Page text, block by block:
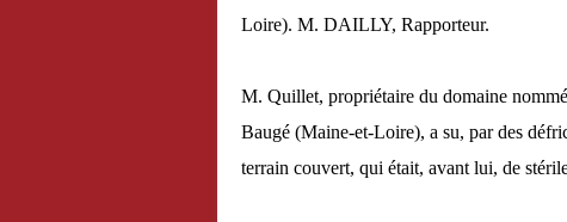
Loire). M. DAILLY, Rapporteur.
M. Quillet, propriétaire du domaine
Baugé (Maine-et-Loire), a su, par des
terrain couvert, qui était, avant lui, de